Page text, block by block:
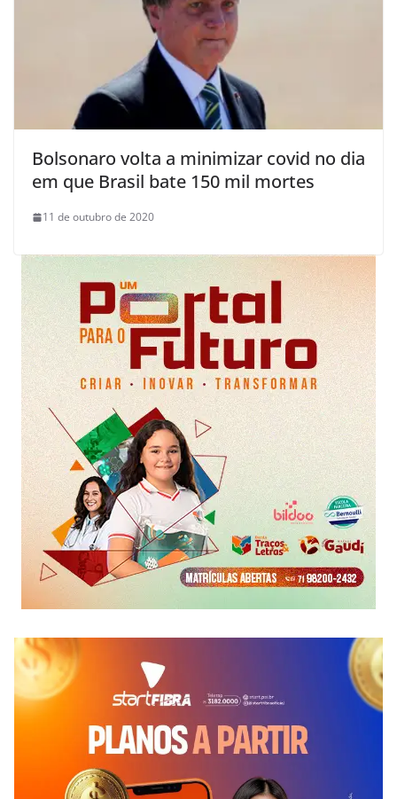
Bolsonaro volta a minimizar covid no dia
em que Brasil bate 150 mil mortes
11 de outubro de 2020